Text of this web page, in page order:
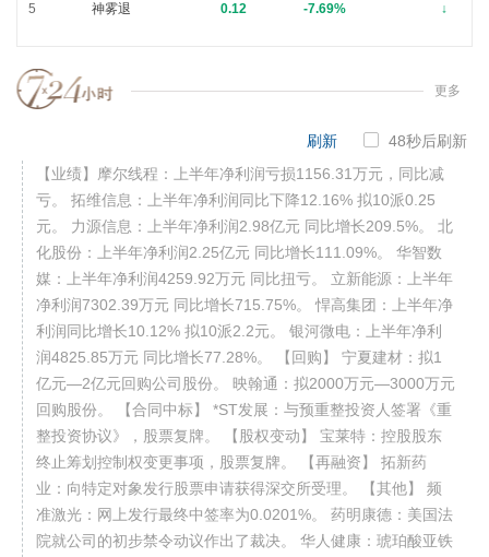
5 神雾退 0.12 -7.69% ↓
更多
47秒后刷新
刷新
【业绩】摩尔线程：上半年净利润亏损1156.31万元，同比减
亏。 拓维信息：上半年净利润同比下降12.16% 拟10派0.25
元。 力源信息：上半年净利润2.98亿元 同比增长209.5%。 北
化股份：上半年净利润2.25亿元 同比增长111.09%。 华智数
媒：上半年净利润4259.92万元 同比扭亏。 立新能源：上半年
净利润7302.39万元 同比增长715.75%。 悍高集团：上半年净
利润同比增长10.12% 拟10派2.2元。 银河微电：上半年净利
润4825.85万元 同比增长77.28%。 【回购】 宁夏建材：拟1
亿元—2亿元回购公司股份。 映翰通：拟2000万元—3000万元
回购股份。 【合同中标】 *ST发展：与预重整投资人签署《重
整投资协议》，股票复牌。 【股权变动】 宝莱特：控股股东
终止筹划控制权变更事项，股票复牌。 【再融资】 拓新药
业：向特定对象发行股票申请获得深交所受理。 【其他】 频
准激光：网上发行最终中签率为0.0201%。 药明康德：美国法
院就公司的初步禁令动议作出了裁决。 华人健康：琥珀酸亚铁